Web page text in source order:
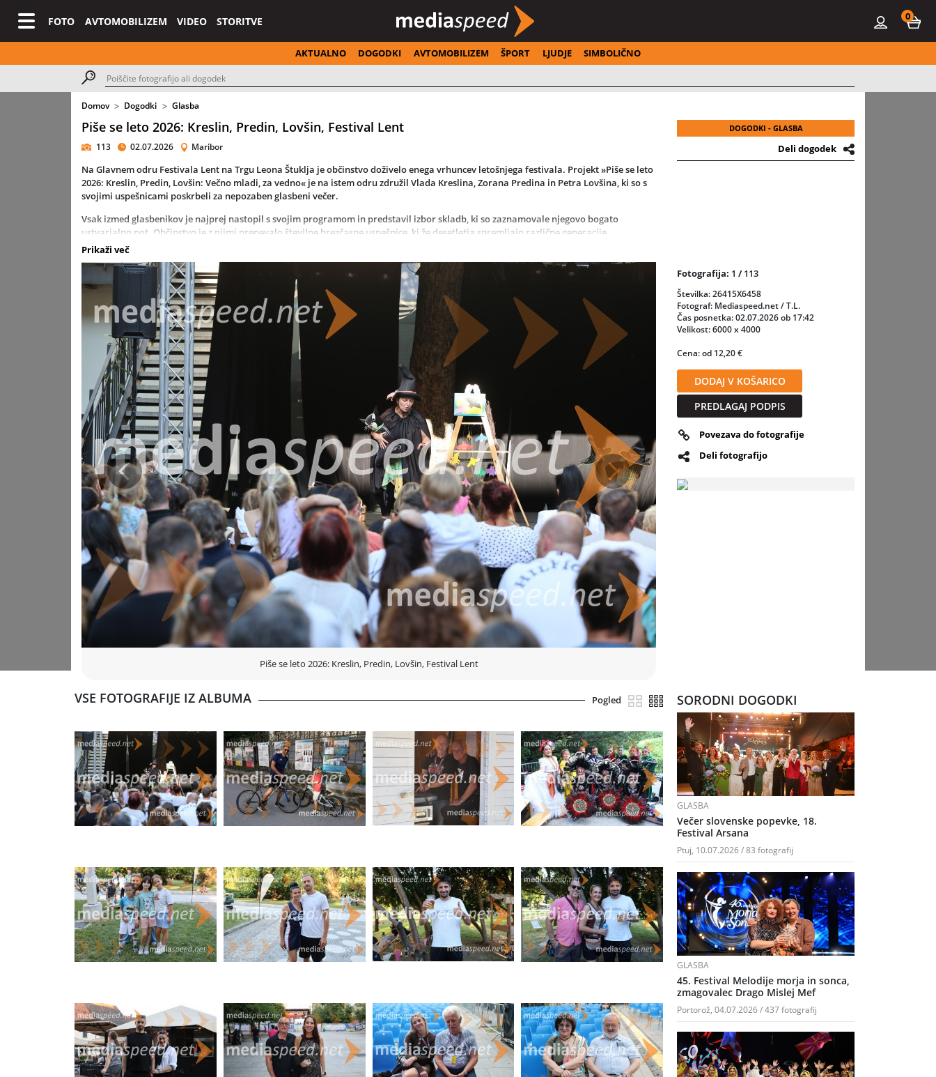
FOTO AVTOMOBILIZEM VIDEO STORITVE 0
AKTUALNO DOGODKI AVTOMOBILIZEM ŠPORT LJUDJE SIMBOLIČNO
Domov Dogodki Glasba
Piše se leto 2026: Kreslin, Predin, Lovšin, Festival Lent
113 02.07.2026 Maribor
Na Glavnem odru Festivala Lent na Trgu Leona Štuklja je občinstvo doživelo enega vrhuncev letošnjega festivala. Projekt »Piše se leto
2026: Kreslin, Predin, Lovšin: Večno mladi, za vedno« je na istem odru združil Vlada Kreslina, Zorana Predina in Petra Lovšina, ki so s
svojimi uspešnicami poskrbeli za nepozaben glasbeni večer.
Vsak izmed glasbenikov je najprej nastopil s svojim programom in predstavil izbor skladb, ki so zaznamovale njegovo bogato
ustvarjalno pot. Občinstvo je z njimi prepevalo številne brezčasne uspešnice, ki že desetletja spremljajo različne generacije
poslušalcev.
Vrhunec večera je sledil ob skupnem nastopu vseh treh glasbenikov, ki so združili moči ter dokazali, da njihova glasba ostaja enako
aktualna, iskrena in energična kot ob nastanku.
S Festivalom Lent vse tri ustvarjalce povezuje dolgoletna zgodovina. Vlado Kreslin velja za enega njegovih najbolj prepoznavnih
obrazov že od prvih festivalskih let, Zoran Predin je s svojimi pesmimi in prepoznavno odrsko karizmo pomembno soustvarjal
festivalsko identiteto, Peter Lovšin pa je skozi desetletja na oder prinašal neukročeno rockovsko energijo.
Prikaži več
DOGODKI - GLASBA
Deli dogodek
Piše se leto 2026: Kreslin, Predin, Lovšin, Festival Lent
Prejšnja Naslednja
Fotografija: 1 /113
Številka: 26415X6458
Fotograf: Mediaspeed.net / T.L.
Čas posnetka: 02.07.2026 ob 17:42
Velikost: 6000 x 4000
Cena: od 12,20 €
DODAJ V KOŠARICO
PREDLAGAJ PODPIS
Povezava do fotografije
Deli fotografijo
VSE FOTOGRAFIJE IZ ALBUMA Pogled SORODNI DOGODKI
GLASBA
Večer slovenske popevke, 18.
Festival Arsana
Ptuj, 10.07.2026 / 83 fotografij
GLASBA
45. Festival Melodije morja in sonca,
zmagovalec Drago Mislej Mef
Portorož, 04.07.2026 / 437 fotografij